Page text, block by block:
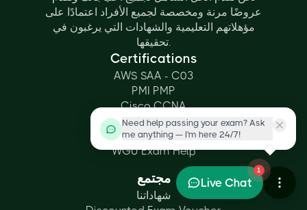
عروضًا مرنة ومخصصة لجميع الأفراد اعتمادًا على
مؤهلاتهم التعليمية والشهادات التي يرغبون في
تحقيقها.
Certifications
AWS SAA - C03
PMI PMP
Cisco CCNA
CompTIA Security+
ISACA CISM
WGU Exam Help
مجتمع
شهاداتنا
Need help passing your exam? Ask
me anything — I'm here 24/7!
1
Live Chat